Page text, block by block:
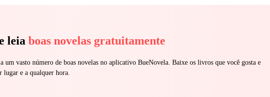
leia boas novelas gratuitamente
um vasto número de boas novelas no aplicativo BueNovela. Baixe os livros que você gosta e
lugar e a qualquer hora.